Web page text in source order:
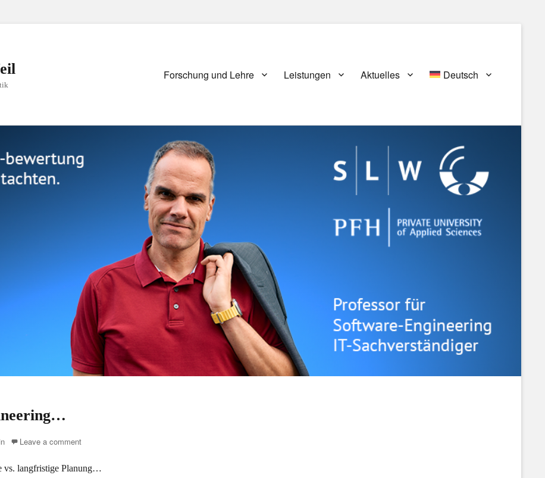
Primary
Forschung und Lehre Leistungen Aktuelles Deutsch
Leave a comment
vs. langfristige Planung…